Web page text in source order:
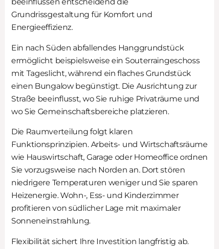
Grundrissgestaltung für Komfort und
Energieeffizienz.
Ein nach Süden abfallendes Hanggrundstück
ermöglicht beispielsweise ein Souterraingeschoss
mit Tageslicht, während ein flaches Grundstück
einen Bungalow begünstigt. Die Ausrichtung zur
Straße beeinflusst, wo Sie ruhige Privaträume und
wo Sie Gemeinschaftsbereiche platzieren.
Die Raumverteilung folgt klaren
Funktionsprinzipien. Arbeits- und Wirtschaftsräume
wie Hauswirtschaft, Garage oder Homeoffice ordnen
Sie vorzugsweise nach Norden an. Dort stören
niedrigere Temperaturen weniger und Sie sparen
Heizenergie. Wohn-, Ess- und Kinderzimmer
profitieren von südlicher Lage mit maximaler
Sonneneinstrahlung.
Flexibilität sichert Ihre Investition langfristig ab.